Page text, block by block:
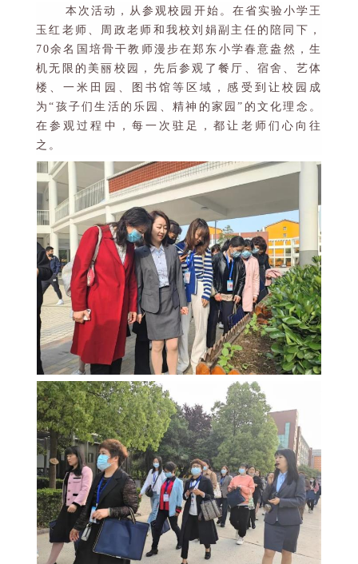
本次活动，从参观校园开始。在省实验小学 王
玉红老师、周政老师和 我校刘娟副主任的陪同下，
70余名国培骨干教师漫步在郑东小学春意盎然，生
机无限的美丽校园，先后参观了餐厅、宿舍、艺体
楼、一米田园、图书馆等区域，感受到让校园成
为“ 孩子们生活的乐园、精神的家园” 的文化理念。
在参观过程中，每一次驻足，都让老师们心向往
之。